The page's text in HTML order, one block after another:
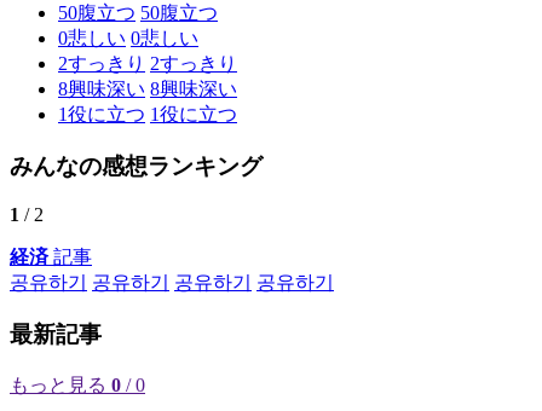
50腹立つ 50腹立つ
0悲しい 0悲しい
2すっきり 2すっきり
8興味深い 8興味深い
1役に立つ 1役に立つ
みんなの感想ランキング
1 / 2
経済記事
공유하기
공유하기 공유하기 공유하기
最新記事
もっと見る 0 / 0